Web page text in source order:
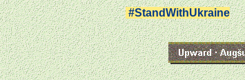
#StandWithUkraine